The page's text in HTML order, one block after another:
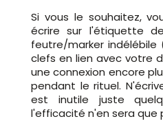
Si vous le souhaitez,
écrire sur l'étiquette
feutre/marker
clefs en lien avec votre
une connexion encore
pendant le rituel.
est inutile juste
l'efficacité n'en sera que